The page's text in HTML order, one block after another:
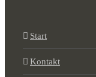
Start
Kontakt